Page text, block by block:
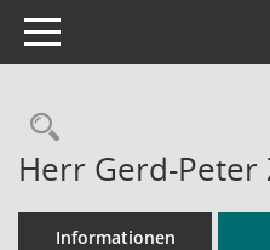
Toggle navigation
Herr Gerd-Peter
Informationen